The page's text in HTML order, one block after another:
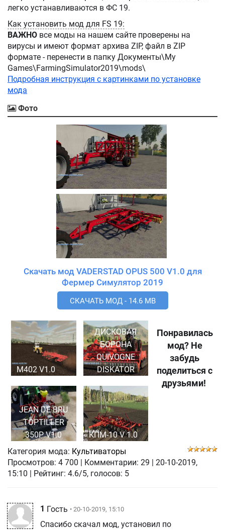
легко устанавливаются в ФС 19.
Как установить мод для FS 19:
ВАЖНО все моды на нашем сайте проверены на
вирусы и имеют формат архива ZIP, файл в ZIP
формате - перенести в папку Документы\My
Games\FarmingSimulator2019\mods\
Подробная инструкция с картинками по установке
мода
Фото
Скачать мод VADERSTAD OPUS 500 V1.0 для
Фермер Симулятор 2019
СКАЧАТЬ МОД - 14.6 MB
M402 V1.0
ДИСКОВАЯ
БОРОНА
QUIVOGNE
DISKATOR
JEAN DE BRU
TOPTILLER
350P V1.0
КПМ-10 V 1.0
Понравилась
мод? Не
забудь
поделиться с
друзьями!
Категория мода: Культиваторы
Просмотров: 4 700 Комментарии: 29
20-10-2019,
15:10
| Рейтинг: 4.6/5, голосов: 5
1 Гость • 20-10-2019, 15:10
Спасибо скачал мод, установил по